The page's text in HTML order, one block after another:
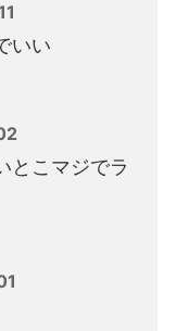
いい
とこマジでラ